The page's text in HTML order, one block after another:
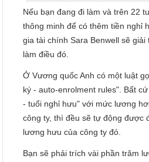
Nếu bạn đang đi làm và trên 22
thông minh để có thêm tiền nghỉ
gia tài chính Sara Benwell sẽ
làm điều đó.
Ở Vương quốc Anh có một luật
ký - auto-enrolment rules". Bất
- tuổi nghỉ hưu" với mức lương
công ty, thì đều sẽ tự động được
lương hưu của công ty đó.
Bạn sẽ phải trích vài phần trăm